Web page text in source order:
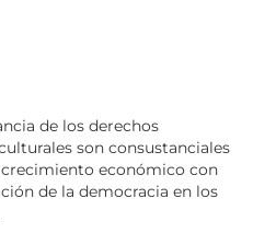
de los derechos
son consustanciales
económico con
de la democracia en los